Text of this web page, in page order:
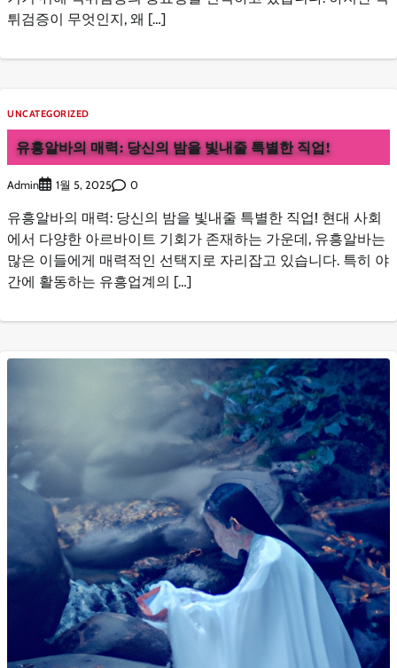
튀검증이 무엇인지, 왜 […]
UNCATEGORIZED
유흥알바의 매력: 당신의 밤을 빛내줄 특별한 직업!
Admin 1월 5, 2025 0
유흥알바의 매력: 당신의 밤을 빛내줄 특별한 직업! 현대 사회
에서 다양한 아르바이트 기회가 존재하는 가운데, 유흥알바는
많은 이들에게 매력적인 선택지로 자리잡고 있습니다. 특히 야
간에 활동하는 유흥업계의 […]